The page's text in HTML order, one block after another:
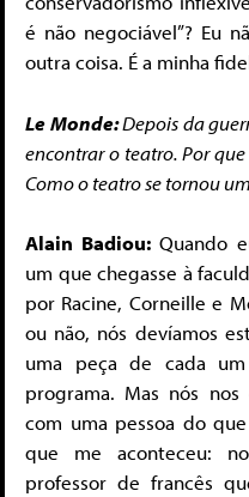
é não negociável”? Eu
outra coisa. É a minha
Le Monde:Depois da
encontrar o teatro. Por
Como o teatro se tornou
Alain Badiou:Quando
um que chegasse à
por Racine, Corneille e
ou não, nós devíamos
uma peça de cada
programa. Mas nós
com uma pessoa do
que me aconteceu:
professor de francês